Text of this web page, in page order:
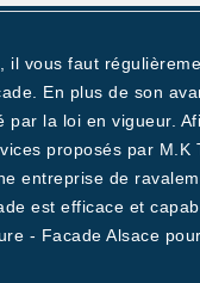
vous faut
En plus de son
la loi en vigueur.
proposés par M.K
entreprise de
est efficace et
- Facade Alsace